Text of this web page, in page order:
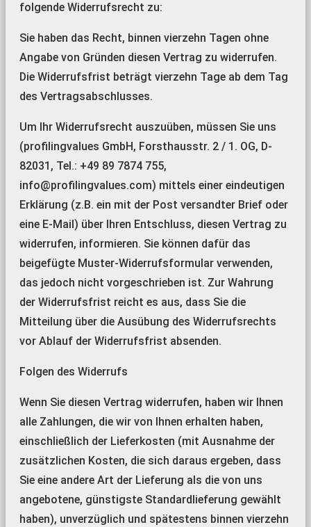
folgende Widerrufsrecht zu:
Sie haben das Recht, binnen vierzehn Tagen ohne
Angabe von Gründen diesen Vertrag zu widerrufen.
Die Widerrufsfrist beträgt vierzehn Tage ab dem Tag
des Vertragsabschlusses.
Um Ihr Widerrufsrecht auszuüben, müssen Sie uns
(profilingvalues GmbH, Forsthausstr. 2 / 1. OG, D-
82031, Tel.: +49 89 7874 755,
info@profilingvalues.com) mittels einer eindeutigen
Erklärung (z.B. ein mit der Post versandter Brief oder
eine E-Mail) über Ihren Entschluss, diesen Vertrag zu
widerrufen, informieren. Sie können dafür das
beigefügte Muster-Widerrufsformular verwenden,
das jedoch nicht vorgeschrieben ist. Zur Wahrung
der Widerrufsfrist reicht es aus, dass Sie die
Mitteilung über die Ausübung des Widerrufsrechts
vor Ablauf der Widerrufsfrist absenden.
Folgen des Widerrufs
Wenn Sie diesen Vertrag widerrufen, haben wir Ihnen
alle Zahlungen, die wir von Ihnen erhalten haben,
einschließlich der Lieferkosten (mit Ausnahme der
zusätzlichen Kosten, die sich daraus ergeben, dass
Sie eine andere Art der Lieferung als die von uns
angebotene, günstigste Standardlieferung gewählt
haben), unverzüglich und spätestens binnen vierzehn